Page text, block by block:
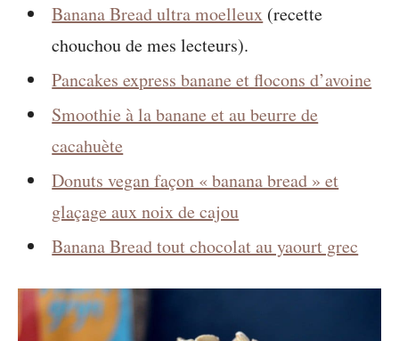
Banana Bread ultra moelleux (recette
chouchou de mes lecteurs).
Pancakes express banane et flocons d’avoine
Smoothie à la banane et au beurre de
cacahuète
Donuts vegan façon « banana bread » et
glaçage aux noix de cajou
Banana Bread tout chocolat au yaourt grec